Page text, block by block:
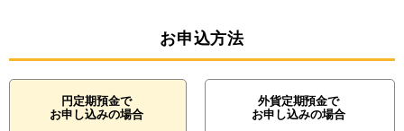
お申込方法
円定期預金で
お申し込みの場合
外貨定期預金で
お申し込みの場合